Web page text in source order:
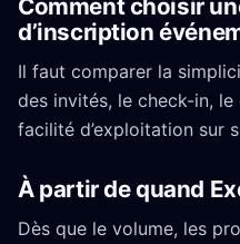
Comment choisir
d’inscription
Il faut comparer la
des invités, le check-in, le
facilité d’exploitation sur
À partir de quand
Dès que le volume, les